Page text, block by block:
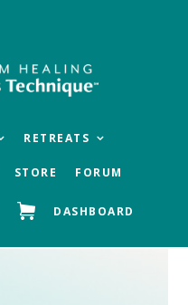
RETREATS
STORE FORUM
DASHBOARD